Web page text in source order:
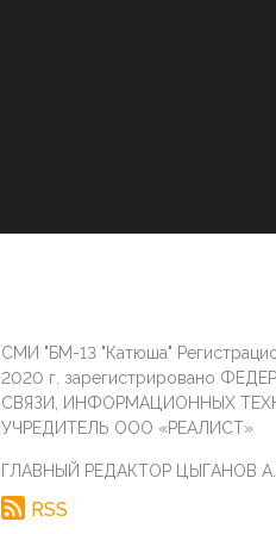
СМИ "БМ-13 "Катюша"
2020 г. зарегистрировано
СВЯЗИ, ИНФОРМАЦИОННЫХ
УЧРЕДИТЕЛЬ ООО «РЕАЛИСТ»
ГЛАВНЫЙ РЕДАКТОР ЦЫГАНОВ
RSS